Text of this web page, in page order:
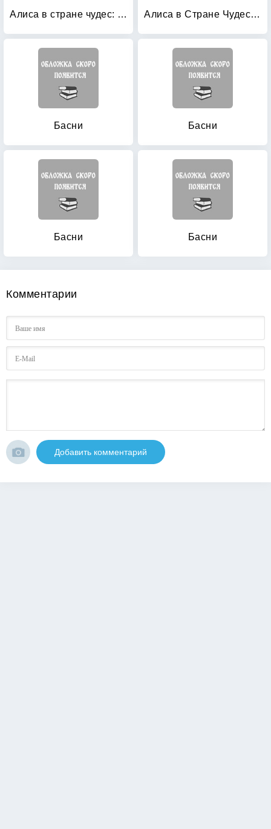
Алиса в стране чудес: Алиса в зазеркалье Алиса в Стране Чудес: Алиса в Зазеркалье
Басни Басни
Басни Басни
Комментарии